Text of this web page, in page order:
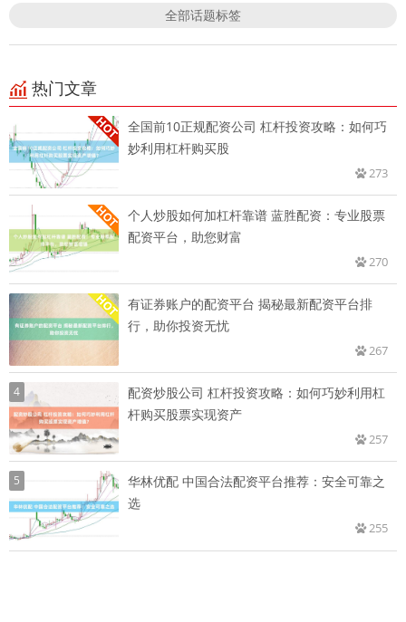
全部话题标签
热门文章
全国前10正规配资公司 杠杆投资攻略：如何巧
妙利用杠杆购买股
273
个人炒股如何加杠杆靠谱 蓝胜配资：专业股票
配资平台，助您财富
270
有证券账户的配资平台 揭秘最新配资平台排
行，助你投资无忧
267
4
配资炒股公司 杠杆投资攻略：如何巧妙利用杠
杆购买股票实现资产
257
5
华林优配 中国合法配资平台推荐：安全可靠之
选
255